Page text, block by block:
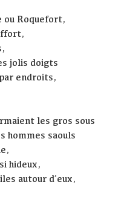
ou Roquefort,
jolis doigts
endroits,
les gros sous
hommes saouls
hideux,
autour d’eux,